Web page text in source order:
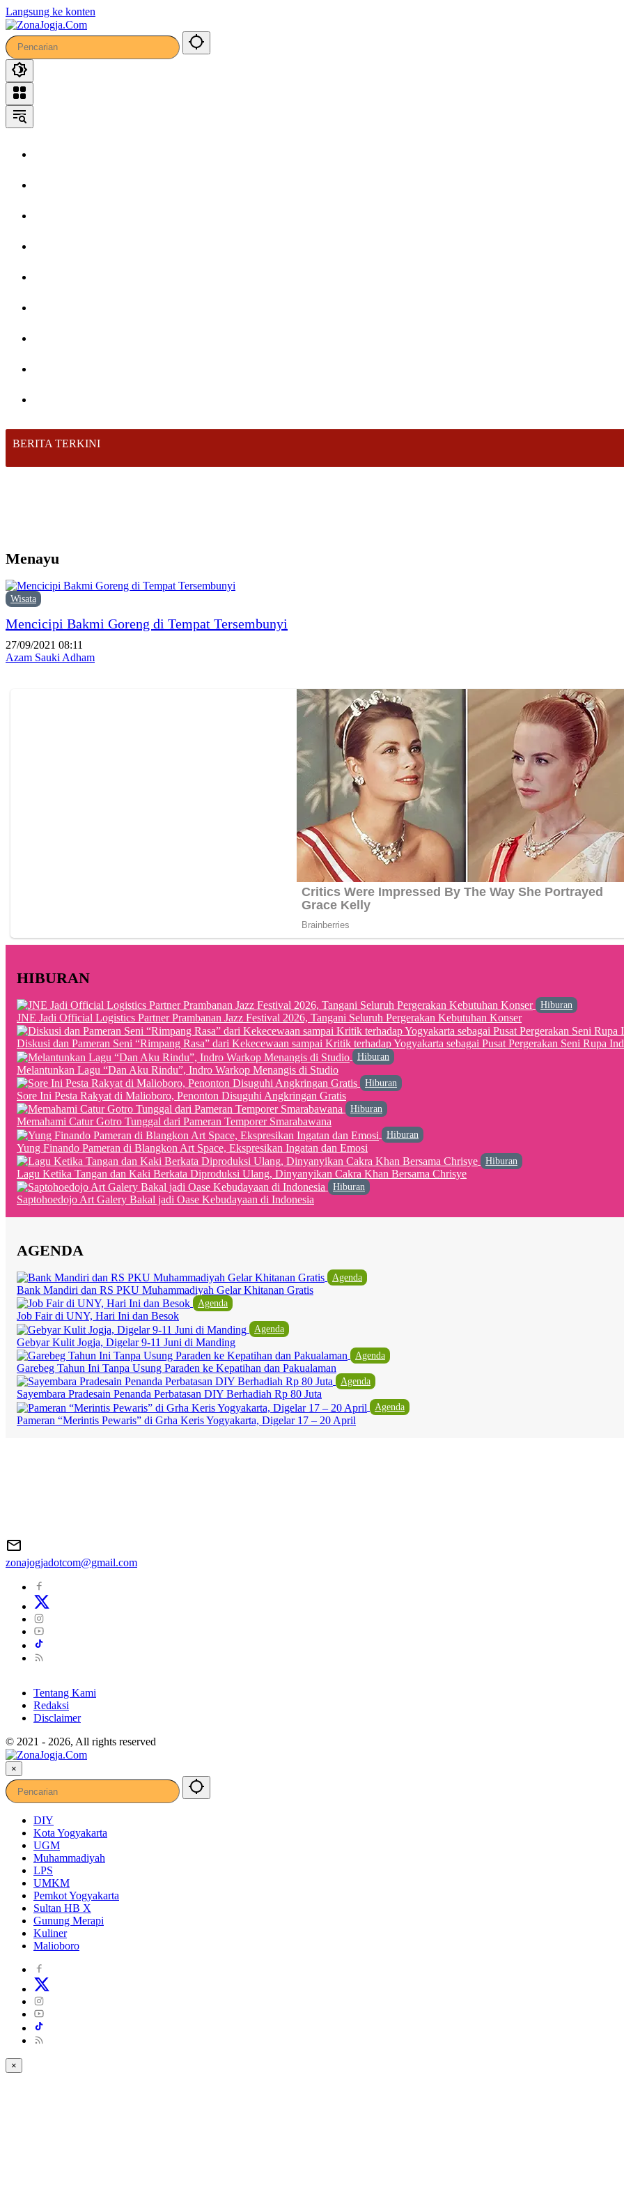
Langsung ke konten
BERITA TERKINI
Menayu
Wisata
Mencicipi Bakmi Goreng di Tempat Tersembunyi
27/09/2021 08:11
Azam Sauki Adham
HIBURAN
Hiburan
JNE Jadi Official Logistics Partner Prambanan Jazz Festival 2026, Tangani Seluruh Pergerakan Kebutuhan Konser
Diskusi dan Pameran Seni “Rimpang Rasa” dari Kekecewaan sampai Kritik terhadap Yogyakarta sebagai Pusat Pergerakan Seni Rupa
Hiburan
Melantunkan Lagu “Dan Aku Rindu”, Indro Warkop Menangis di Studio
Hiburan
Sore Ini Pesta Rakyat di Malioboro, Penonton Disuguhi Angkringan Gratis
Hiburan
Memahami Catur Gotro Tunggal dari Pameran Temporer Smarabawana
Hiburan
Yung Finando Pameran di Blangkon Art Space, Ekspresikan Ingatan dan Emosi
Hiburan
Lagu Ketika Tangan dan Kaki Berkata Diproduksi Ulang, Dinyanyikan Cakra Khan Bersama Chrisye
Hiburan
Saptohoedojo Art Galery Bakal jadi Oase Kebudayaan di Indonesia
AGENDA
Agenda
Bank Mandiri dan RS PKU Muhammadiyah Gelar Khitanan Gratis
Agenda
Job Fair di UNY, Hari Ini dan Besok
Agenda
Gebyar Kulit Jogja, Digelar 9-11 Juni di Manding
Agenda
Garebeg Tahun Ini Tanpa Usung Paraden ke Kepatihan dan Pakualaman
Agenda
Sayembara Pradesain Penanda Perbatasan DIY Berhadiah Rp 80 Juta
Agenda
Pameran “Merintis Pewaris” di Grha Keris Yogyakarta, Digelar 17 – 20 April
zonajogjadotcom@gmail.com
Tentang Kami
Redaksi
Disclaimer
© 2021 - 2026, All rights reserved
×
DIY
Kota Yogyakarta
UGM
Muhammadiyah
LPS
UMKM
Pemkot Yogyakarta
Sultan HB X
Gunung Merapi
Kuliner
Malioboro
×